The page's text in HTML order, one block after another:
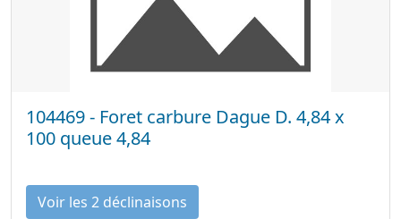
104469 - Foret carbure Dague D. 4,84 x
100 queue 4,84
Voir les 2 déclinaisons